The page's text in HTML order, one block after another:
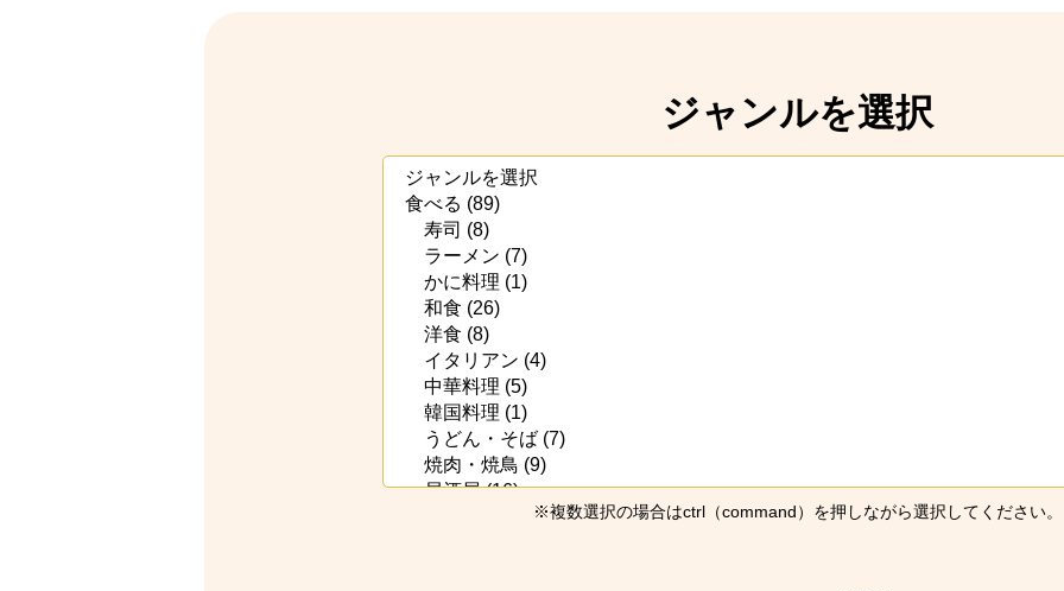
ジャンルを選択
※複数選択の場合はctrl（command）を押しながら選択してください。